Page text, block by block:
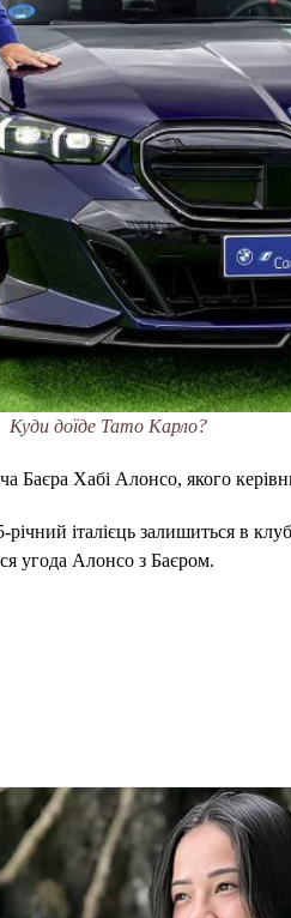
Куди доїде Тато Карло?
Баєра Хабі Алонсо, якого
італієць залишиться в
угода Алонсо з Баєром.